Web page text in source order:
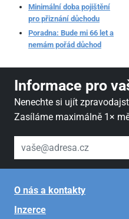
Minimální doba pojištění
pro přiznání důchodu
Poradna: Bude mi 66 let a
nemám pořád důchod
Informace pro
Nenechte si ujít
Zasíláme maximálně 1×
váš email
O nás a kontakty
Inzerce